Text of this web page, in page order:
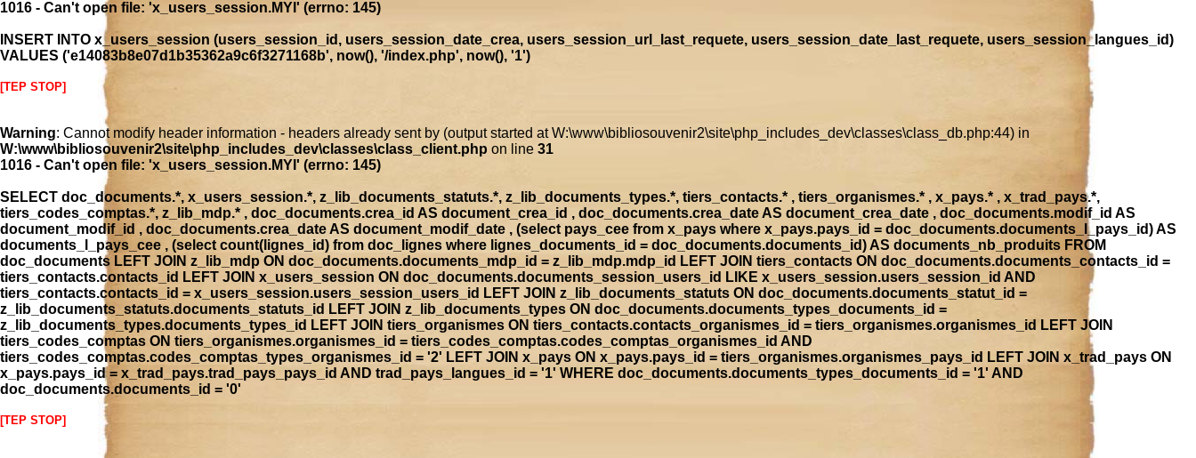
1016 - Can't open file: 'x_users_session.MYI' (errno: 145)
INSERT INTO x_users_session (users_session_id, users_session_date_crea, users_session_url_last_requete, users_session_date_last_requete, users_session_langues_id)
VALUES ('e14083b8e07d1b35362a9c6f3271168b', now(), '/index.php', now(), '1')
[TEP STOP]
Warning: Cannot modify header information - headers already sent by (output started at W:\www\bibliosouvenir2\site\php_includes_dev\classes\class_db.php:44) in
W:\www\bibliosouvenir2\site\php_includes_dev\classes\class_client.php on line 31
1016 - Can't open file: 'x_users_session.MYI' (errno: 145)
SELECT doc_documents.*, x_users_session.*, z_lib_documents_statuts.*, z_lib_documents_types.*, tiers_contacts.* , tiers_organismes.* , x_pays.* , x_trad_pays.*,
tiers_codes_comptas.*, z_lib_mdp.* , doc_documents.crea_id AS document_crea_id , doc_documents.crea_date AS document_crea_date , doc_documents.modif_id AS
document_modif_id , doc_documents.crea_date AS document_modif_date , (select pays_cee from x_pays where x_pays.pays_id = doc_documents.documents_l_pays_id) AS
documents_l_pays_cee , (select count(lignes_id) from doc_lignes where lignes_documents_id = doc_documents.documents_id) AS documents_nb_produits FROM
doc_documents LEFT JOIN z_lib_mdp ON doc_documents.documents_mdp_id = z_lib_mdp.mdp_id LEFT JOIN tiers_contacts ON doc_documents.documents_contacts_id =
tiers_contacts.contacts_id LEFT JOIN x_users_session ON doc_documents.documents_session_users_id LIKE x_users_session.users_session_id AND
tiers_contacts.contacts_id = x_users_session.users_session_users_id LEFT JOIN z_lib_documents_statuts ON doc_documents.documents_statut_id =
z_lib_documents_statuts.documents_statuts_id LEFT JOIN z_lib_documents_types ON doc_documents.documents_types_documents_id =
z_lib_documents_types.documents_types_id LEFT JOIN tiers_organismes ON tiers_contacts.contacts_organismes_id = tiers_organismes.organismes_id LEFT JOIN
tiers_codes_comptas ON tiers_organismes.organismes_id = tiers_codes_comptas.codes_comptas_organismes_id AND
tiers_codes_comptas.codes_comptas_types_organismes_id = '2' LEFT JOIN x_pays ON x_pays.pays_id = tiers_organismes.organismes_pays_id LEFT JOIN x_trad_pays ON
x_pays.pays_id = x_trad_pays.trad_pays_pays_id AND trad_pays_langues_id = '1' WHERE doc_documents.documents_types_documents_id = '1' AND
doc_documents.documents_id = '0'
[TEP STOP]